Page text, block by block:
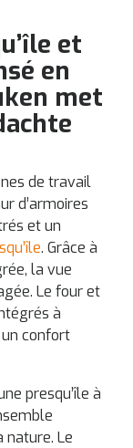
et
en
met
de travail
d’armoires
et un
. Grâce à
la vue
Le four et
à
confort
presqu’île à
nature. Le